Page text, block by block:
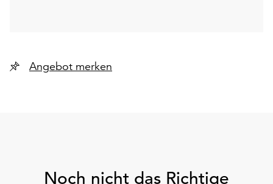
Angebot merken
Noch nicht das Richtige